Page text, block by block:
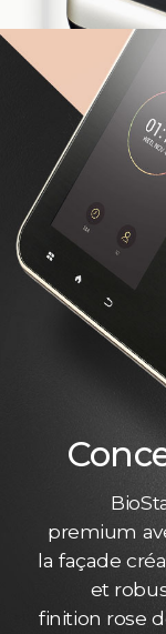
premium
la façade
et
finition rose